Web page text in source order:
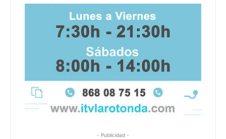
- Publicidad -